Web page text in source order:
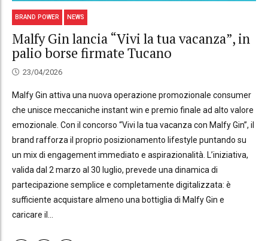
BRAND POWER NEWS
Malfy Gin lancia “Vivi la tua vacanza”, in
palio borse firmate Tucano
23/04/2026
Malfy Gin attiva una nuova operazione promozionale consumer
che unisce meccaniche instant win e premio finale ad alto valore
emozionale. Con il concorso “Vivi la tua vacanza con Malfy Gin”, il
brand rafforza il proprio posizionamento lifestyle puntando su
un mix di engagement immediato e aspirazionalità. L’iniziativa,
valida dal 2 marzo al 30 luglio, prevede una dinamica di
partecipazione semplice e completamente digitalizzata: è
sufficiente acquistare almeno una bottiglia di Malfy Gin e
caricare il...